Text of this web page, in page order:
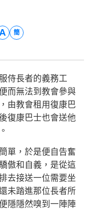
A 簡
侍長者的義務工
而無法到教會參與
由教會租用復康巴
復康巴士也會送他
，於是便自告奮
傲和自義，是從這
去接送一位需要坐
未踏進那位長者所
隱隱然嗅到一陣陣